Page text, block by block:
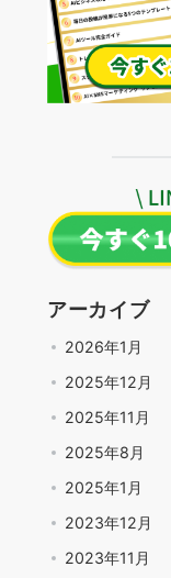
アーカイブ
2026年1月
2025年12月
2025年11月
2025年8月
2025年1月
2023年12月
2023年11月